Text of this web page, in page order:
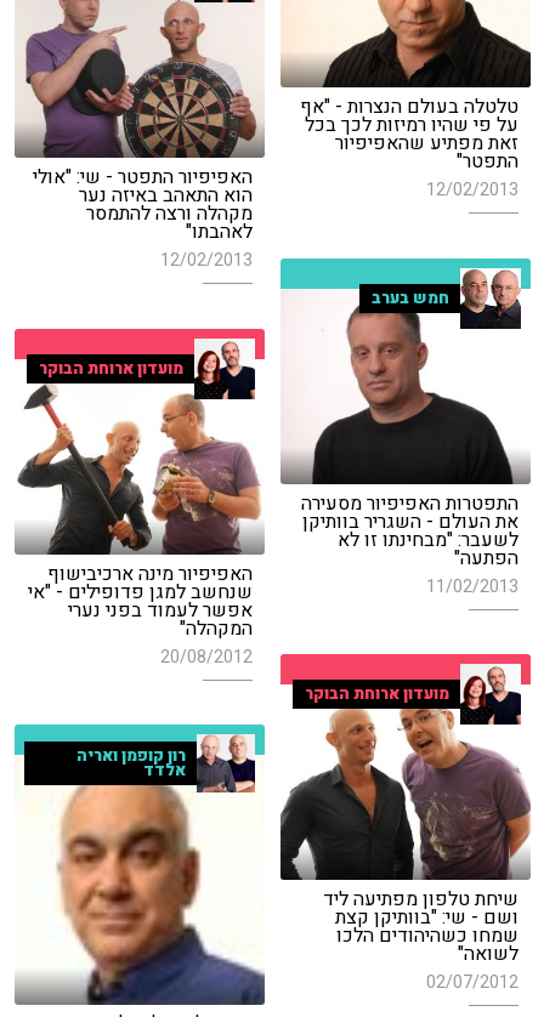
טלטלה בעולם הנצרות - "אף
על פי שהיו רמיזות לכך בכל
זאת מפתיע שהאפיפיור
התפטר"
12/02/2013 האפיפיור התפטר - שי: "אולי
הוא התאהב באיזה נער
מקהלה ורצה להתמסר
לאהבתו"
12/02/2013
חמש בערב
התפטרות האפיפיור מסעירה
את העולם - השגריר בוותיקן
לשעבר: "מבחינתו זו לא
הפתעה"
11/02/2013
מועדון ארוחת הבוקר
האפיפיור מינה ארכיבישוף
שנחשב למגן פדופילים - "אי
אפשר לעמוד בפני נערי
המקהלה"
20/08/2012
מועדון ארוחת הבוקר
שיחת טלפון מפתיעה ליד
ושם - שי: "בוותיקן קצת
שמחו כשהיהודים הלכו
לשואה"
02/07/2012
רון קופמן ואריה
אלדד